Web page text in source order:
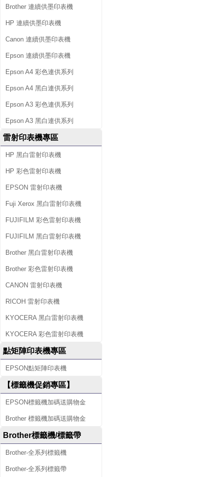
Brother 連續供墨印表機
HP 連續供墨印表機
Canon 連續供墨印表機
Epson 連續供墨印表機
Epson A4 彩色連供系列
Epson A4 黑白連供系列
Epson A3 彩色連供系列
Epson A3 黑白連供系列
雷射印表機專區
HP 黑白雷射印表機
HP 彩色雷射印表機
EPSON 雷射印表機
Fuji Xerox 黑白雷射印表機
FUJIFILM 彩色雷射印表機
FUJIFILM 黑白雷射印表機
Brother 黑白雷射印表機
Brother 彩色雷射印表機
CANON 雷射印表機
RICOH 雷射印表機
KYOCERA 黑白雷射印表機
KYOCERA 彩色雷射印表機
點矩陣印表機專區
EPSON點矩陣印表機
【標籤機促銷專區】
EPSON標籤機加碼送購物金
Brother 標籤機加碼送購物金
Brother標籤機/標籤帶
Brother-全系列標籤機
Brother-全系列標籤帶